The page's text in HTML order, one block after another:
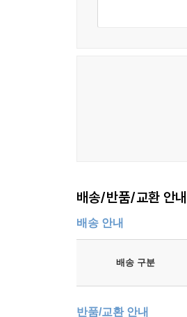
배송/반품/교환 안내
배송 안내
배송 구분
반품/교환 안내